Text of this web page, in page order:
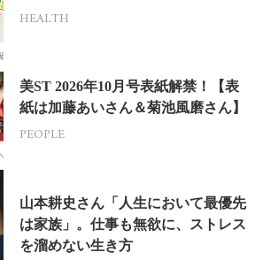
HEALTH
美ST 2026年10月号表紙解禁！【表
紙は加藤あいさん＆菊池風磨さん】
PEOPLE
山本耕史さん「人生において最優先
は家族」。仕事も無欲に、ストレス
を溜めない生き方